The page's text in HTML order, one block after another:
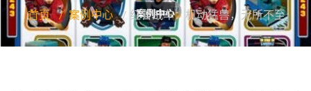
首页 案例中心 红警战车：机动猛兽，无所不至